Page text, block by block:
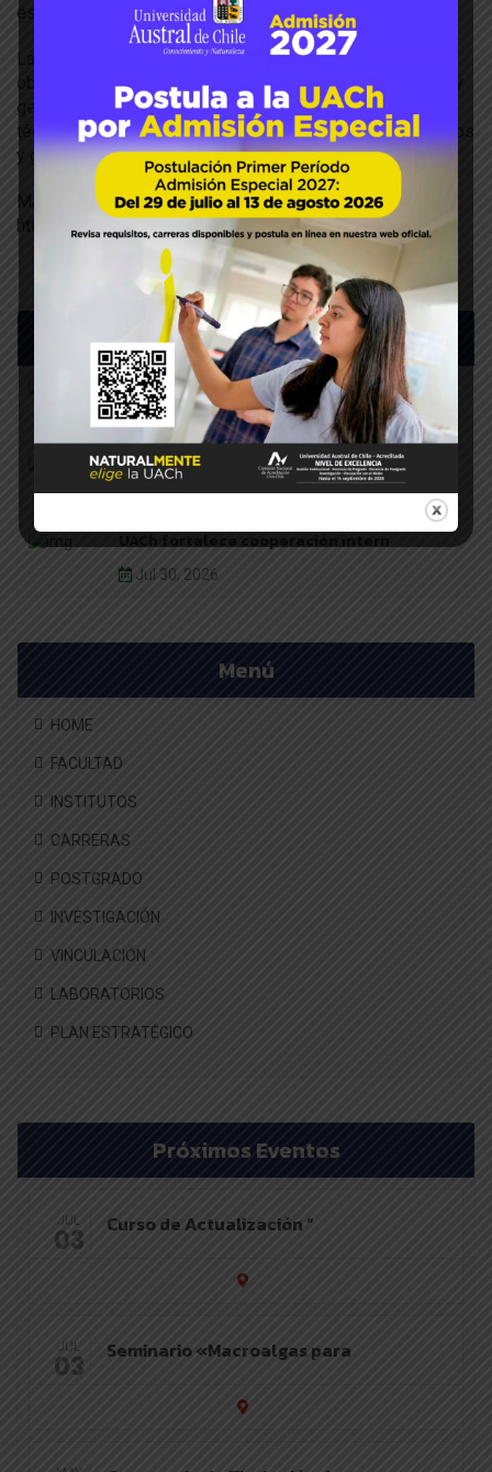
esta casa de estudios.
La Agrupación Cultiva Funaltun, que tiene entre sus
objetivos compartir, promover y practicar la agroecología y
generar un espacio experimentar para probar y observar
técnicas sustentables, además de compartir conocimientos
y generar lazos.
Más información en:
https://www.instagram.com/cultiva_funaltun/
Últimas noticias
Mesa Frutícola de Los Ríos avanz
Ago 03, 2026
En Máfil aprendieron sobre manejo
Jul 31, 2026
Jul 30, 2026
Menú
HOME
FACULTAD
INSTITUTOS
CARRERAS
POSTGRADO
INVESTIGACIÓN
VINCULACIÓN
LABORATORIOS
PLAN ESTRATÉGICO
Próximos Eventos
JUL
03 Curso de Actualización “
JUL
03 Seminario «Macroalgas para